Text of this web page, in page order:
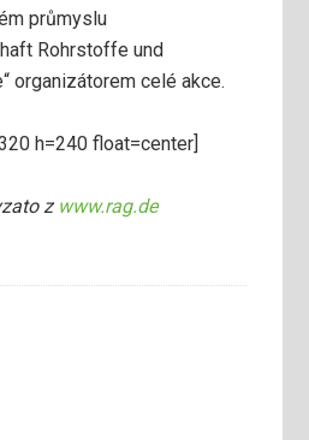
průmyslu
Rohrstoffe und
organizátorem celé akce.
h=240 float=center]
z www.rag.de